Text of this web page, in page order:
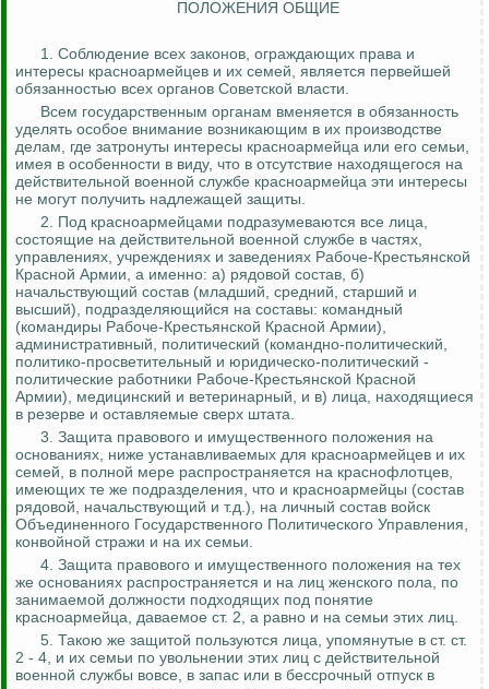
ПОЛОЖЕНИЯ ОБЩИЕ
1. Соблюдение всех законов, ограждающих права и
интересы красноармейцев и их семей, является первейшей
обязанностью всех органов Советской власти.
Всем государственным органам вменяется в обязанность
уделять особое внимание возникающим в их производстве
делам, где затронуты интересы красноармейца или его семьи,
имея в особенности в виду, что в отсутствие находящегося на
действительной военной службе красноармейца эти интересы
не могут получить надлежащей защиты.
2. Под красноармейцами подразумеваются все лица,
состоящие на действительной военной службе в частях,
управлениях, учреждениях и заведениях Рабоче-Крестьянской
Красной Армии, а именно: а) рядовой состав, б)
начальствующий состав (младший, средний, старший и
высший), подразделяющийся на составы: командный
(командиры Рабоче-Крестьянской Красной Армии),
административный, политический (командно-политический,
политико-просветительный и юридическо-политический -
политические работники Рабоче-Крестьянской Красной
Армии), медицинский и ветеринарный, и в) лица, находящиеся
в резерве и оставляемые сверх штата.
3. Защита правового и имущественного положения на
основаниях, ниже устанавливаемых для красноармейцев и их
семей, в полной мере распространяется на краснофлотцев,
имеющих те же подразделения, что и красноармейцы (состав
рядовой, начальствующий и т.д.), на личный состав войск
Объединенного Государственного Политического Управления,
конвойной стражи и на их семьи.
4. Защита правового и имущественного положения на тех
же основаниях распространяется и на лиц женского пола, по
занимаемой должности подходящих под понятие
красноармейца, даваемое ст. 2, а равно и на семьи этих лиц.
5. Такою же защитой пользуются лица, упомянутые в ст. ст.
2 - 4, и их семьи по увольнении этих лиц с действительной
военной службы вовсе, в запас или в бессрочный отпуск в